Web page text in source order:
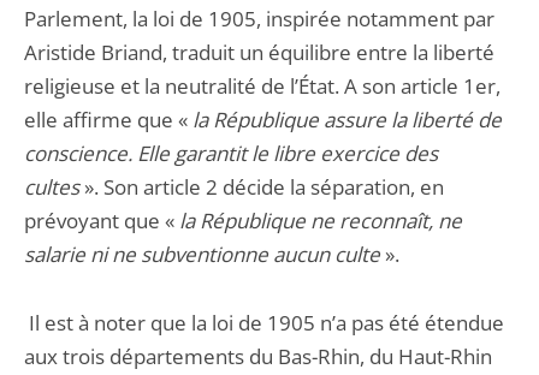
Parlement, la loi de 1905, inspirée notamment par
Aristide Briand, traduit un équilibre entre la liberté
religieuse et la neutralité de l’État. A son article 1er,
elle affirme que « la République assure la liberté de
conscience. Elle garantit le libre exercice des
cultes». Son article 2 décide la séparation, en
prévoyant que « la République ne reconnaît, ne
salarie ni ne subventionne aucun culte ».
Il est à noter que la loi de 1905 n’a pas été étendue
aux trois départements du Bas-Rhin, du Haut-Rhin